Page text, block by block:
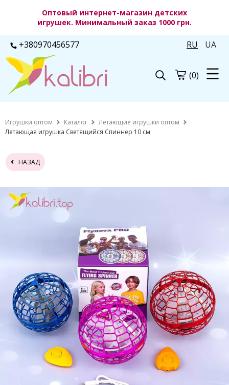
Оптовый интернет-магазин детских
игрушек. Минимальный заказ 1000 грн.
+380970456577 RU UA
(0)
Игрушки оптом Каталог
Летающие игрушки оптом
Летающая игрушка Светящийся Спиннер 10 см
НАЗАД